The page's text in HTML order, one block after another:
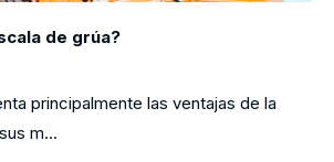
de grúa?
principalmente las ventajas de la
m...